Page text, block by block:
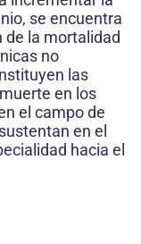
se encuentra
de la mortalidad
no
las
en los
el campo de
en el
hacia el